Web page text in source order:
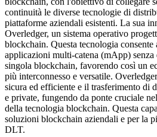
continuità le diverse tecnologie di
piattaforme aziendali esistenti. La sua
Overledger, un sistema operativo
blockchain. Questa tecnologia
applicazioni multi-catena (mApp) senza
singola blockchain, favorendo così un
più interconnesso e versatile.
sicura ed efficiente e il trasferimento di
e private, fungendo da ponte cruciale
della tecnologia blockchain. Questa
soluzioni blockchain aziendali e per la
DLT.